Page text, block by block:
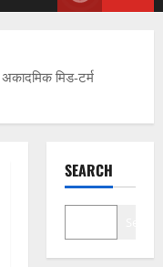
मिड-टर्म
SEARCH